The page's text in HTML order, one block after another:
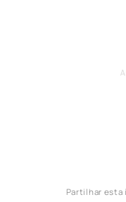
Partilhar esta